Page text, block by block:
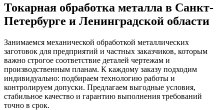
Токарная обработка металла в Санкт-
Петербурге и Ленинградской области
Занимаемся механической обработкой металлических
заготовок для предприятий и частных заказчиков, которым
важно строгое соответствие деталей чертежам и
производственным планам. К каждому заказу подходим
индивидуально: подбираем технологию работы и
контролируем допуски. Предлагаем выгодные условия,
стабильное качество и гарантию выполнения требований
точно в срок.